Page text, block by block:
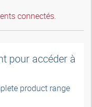
connectés.
pour accéder à
product range